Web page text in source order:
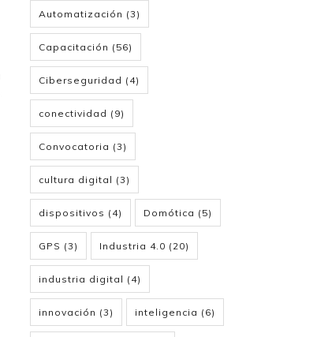
Automatización (3)
Capacitación (56)
Ciberseguridad (4)
conectividad (9)
Convocatoria (3)
cultura digital (3)
dispositivos (4) Domótica (5)
GPS (3) Industria 4.0 (20)
industria digital (4)
innovación (3) inteligencia (6)